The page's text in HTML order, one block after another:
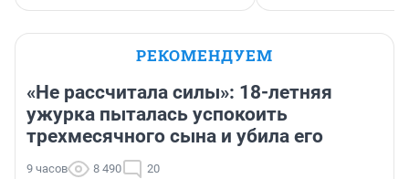
РЕКОМЕНДУЕМ
«Не рассчитала силы»: 18-летняя
ужурка пыталась успокоить
трехмесячного сына и убила его
9 часов 8 490 20